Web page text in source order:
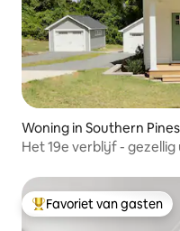
Woning in Southern Pines
Het 19e verblijf -
Topfavoriet van gasten
Favoriet van gasten